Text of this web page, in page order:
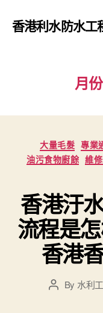
香港利水防水工
月
大量毛髮 專業
油污食物廚餘 維
香港汙
流程是
香港
PostBy 水利